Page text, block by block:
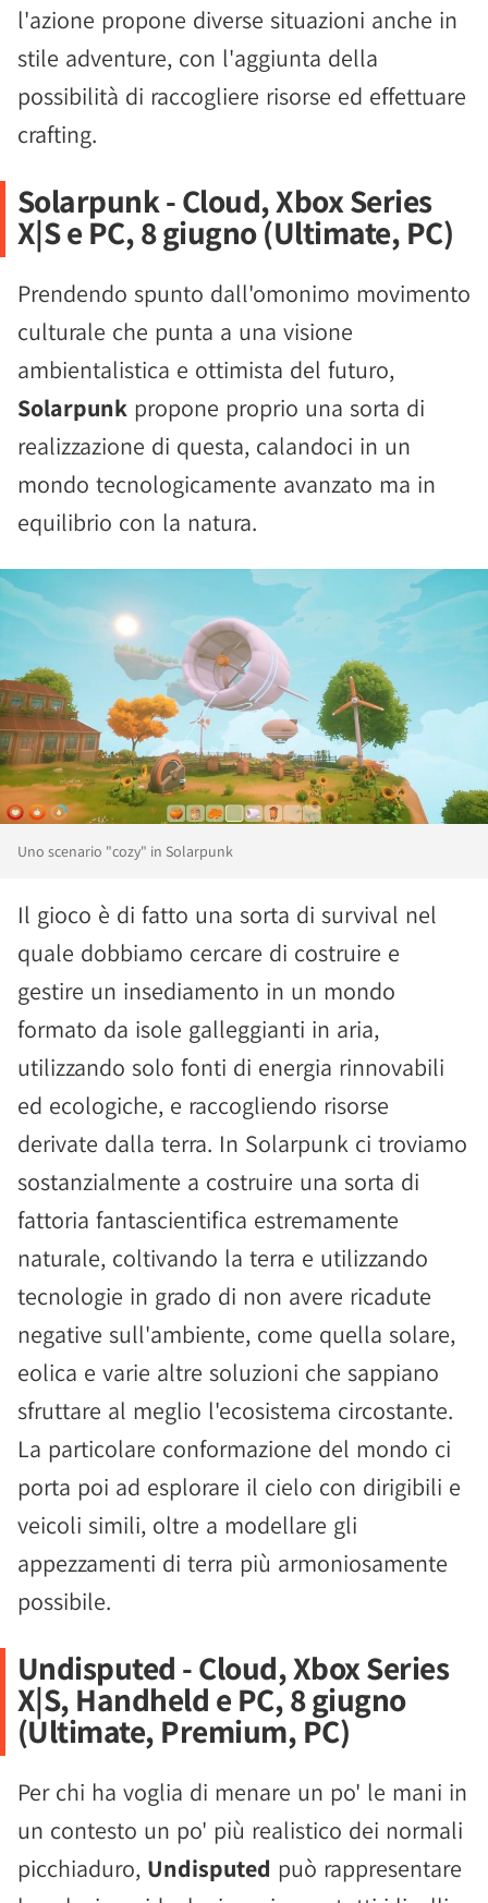
l'azione propone diverse situazioni anche in
stile adventure, con l'aggiunta della
possibilità di raccogliere risorse ed effettuare
crafting.
Solarpunk - Cloud, Xbox Series
X|S e PC, 8 giugno (Ultimate, PC)
Prendendo spunto dall'omonimo movimento
culturale che punta a una visione
ambientalistica e ottimista del futuro,
Solarpunk propone proprio una sorta di
realizzazione di questa, calandoci in un
mondo tecnologicamente avanzato ma in
equilibrio con la natura.
Uno scenario "cozy" in Solarpunk
Il gioco è di fatto una sorta di survival nel
quale dobbiamo cercare di costruire e
gestire un insediamento in un mondo
formato da isole galleggianti in aria,
utilizzando solo fonti di energia rinnovabili
ed ecologiche, e raccogliendo risorse
derivate dalla terra. In Solarpunk ci troviamo
sostanzialmente a costruire una sorta di
fattoria fantascientifica estremamente
naturale, coltivando la terra e utilizzando
tecnologie in grado di non avere ricadute
negative sull'ambiente, come quella solare,
eolica e varie altre soluzioni che sappiano
sfruttare al meglio l'ecosistema circostante.
La particolare conformazione del mondo ci
porta poi ad esplorare il cielo con dirigibili e
veicoli simili, oltre a modellare gli
appezzamenti di terra più armoniosamente
possibile.
Undisputed - Cloud, Xbox Series
X|S, Handheld e PC, 8 giugno
(Ultimate, Premium, PC)
Per chi ha voglia di menare un po' le mani in
un contesto un po' più realistico dei normali
picchiaduro, Undisputed può rappresentare